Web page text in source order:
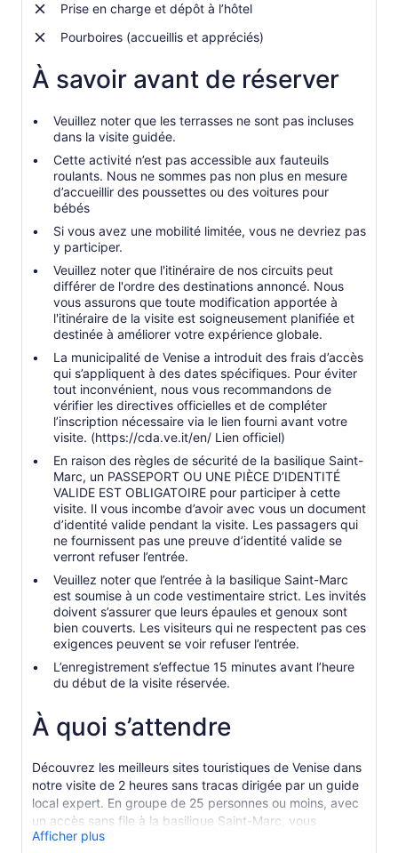
Prise en charge et dépôt à l’hôtel
Pourboires (accueillis et appréciés)
À savoir avant de réserver
Veuillez noter que les terrasses ne sont pas incluses
dans la visite guidée.
Cette activité n’est pas accessible aux fauteuils
roulants. Nous ne sommes pas non plus en mesure
d’accueillir des poussettes ou des voitures pour
bébés
Si vous avez une mobilité limitée, vous ne devriez pas
y participer.
Veuillez noter que l'itinéraire de nos circuits peut
différer de l'ordre des destinations annoncé. Nous
vous assurons que toute modification apportée à
l'itinéraire de la visite est soigneusement planifiée et
destinée à améliorer votre expérience globale.
La municipalité de Venise a introduit des frais d’accès
qui s’appliquent à des dates spécifiques. Pour éviter
tout inconvénient, nous vous recommandons de
vérifier les directives officielles et de compléter
l’inscription nécessaire via le lien fourni avant votre
visite. (https://cda.ve.it/en/ Lien officiel)
En raison des règles de sécurité de la basilique Saint-
Marc, un PASSEPORT OU UNE PIÈCE D’IDENTITÉ
VALIDE EST OBLIGATOIRE pour participer à cette
visite. Il vous incombe d’avoir avec vous un document
d’identité valide pendant la visite. Les passagers qui
ne fournissent pas une preuve d’identité valide se
verront refuser l’entrée.
Veuillez noter que l’entrée à la basilique Saint-Marc
est soumise à un code vestimentaire strict. Les invités
doivent s’assurer que leurs épaules et genoux sont
bien couverts. Les visiteurs qui ne respectent pas ces
exigences peuvent se voir refuser l’entrée.
L’enregistrement s’effectue 15 minutes avant l’heure
du début de la visite réservée.
À quoi s’attendre
Découvrez les meilleurs sites touristiques de Venise dans
notre visite de 2 heures sans tracas dirigée par un guide
local expert. En groupe de 25 personnes ou moins, avec
un accès sans file à la basilique Saint-Marc, vous
profiterez au maximum de votre séjour à Venise.
Afficher plus